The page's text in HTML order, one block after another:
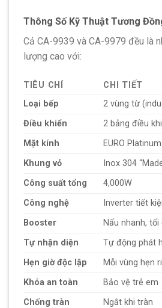
Thông Số Kỹ Thuật Tương
Cả CA-9939 và CA-9979 đều là
lượng cao với:
TIÊU CHÍ
CHI TIẾT
Loại bếp
2 vùng từ
Điều khiển
2 bảng điều
Mặt kính
EURO
Khung vỏ
Inox 304
Công suất tổng
4,000W
Công nghệ
Inverter tiết
Booster
Nấu nhanh,
Tự nhận diện
Tự động phát
Hẹn giờ độc lập
Mỗi vùng hẹn
Khóa an toàn
Bảo vệ trẻ em
Chống tràn
Ngắt khi tràn